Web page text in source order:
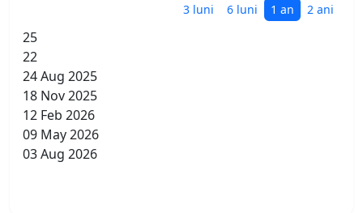
3 luni 6 luni 1 an 2 ani
25
22
24 Aug 2025
18 Nov 2025
12 Feb 2026
09 May 2026
03 Aug 2026